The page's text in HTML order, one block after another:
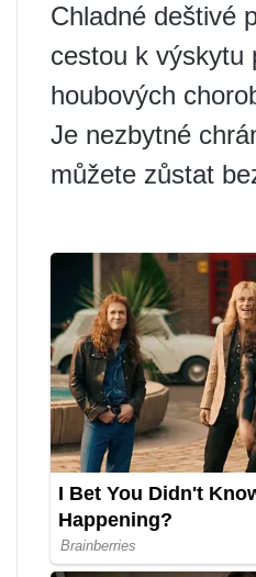
Chladné deštivé
cestou k výskytu
houbových
Je nezbytné
můžete zůstat